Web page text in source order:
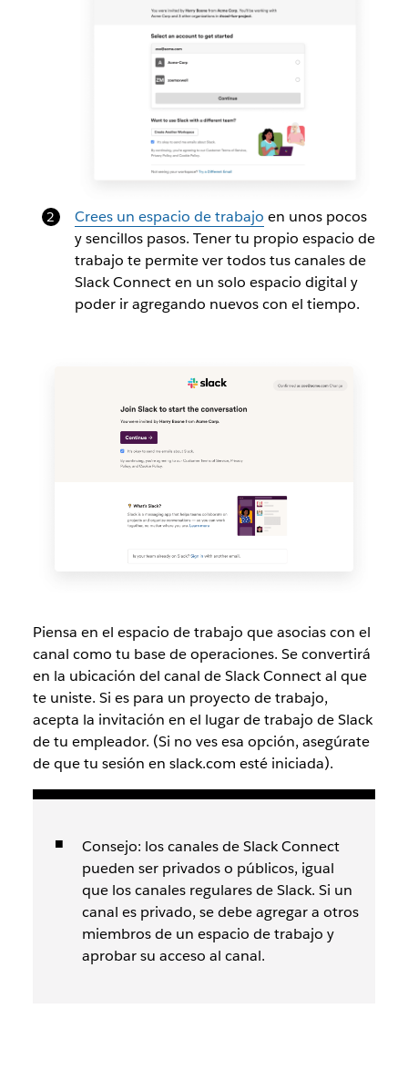
Crees un espacio de trabajo en unos pocos
y sencillos pasos. Tener tu propio espacio de
trabajo te permite ver todos tus canales de
Slack Connect en un solo espacio digital y
poder ir agregando nuevos con el tiempo.
Piensa en el espacio de trabajo que asocias con el
canal como tu base de operaciones. Se convertirá
en la ubicación del canal de Slack Connect al que
te uniste. Si es para un proyecto de trabajo,
acepta la invitación en el lugar de trabajo de Slack
de tu empleador. (Si no ves esa opción, asegúrate
de que tu sesión en slack.com esté iniciada).
Consejo: los canales de Slack Connect
pueden ser privados o públicos, igual
que los canales regulares de Slack. Si un
canal es privado, se debe agregar a otros
miembros de un espacio de trabajo y
aprobar su acceso al canal.